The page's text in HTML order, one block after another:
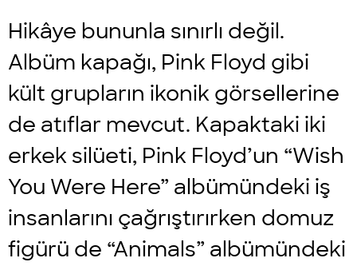
Hikâye bununla sınırlı değil.
Albüm kapağı, Pink Floyd gibi
kült grupların ikonik görsellerine
de atıflar mevcut. Kapaktaki iki
erkek silüeti, Pink Floyd’un “Wish
You Were Here” albümündeki iş
insanlarını çağrıştırırken domuz
figürü de “Animals” albümündeki